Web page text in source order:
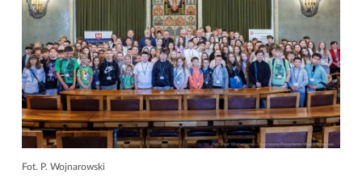
Fot. P. Wojnarowski